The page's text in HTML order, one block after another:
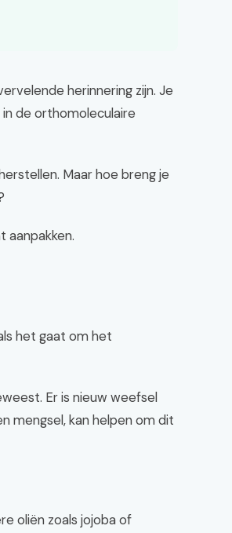
herinnering zijn. Je
de orthomoleculaire
Maar hoe breng je
aanpakken.
het gaat om het
Er is nieuw weefsel
mengsel, kan helpen om dit
oliën zoals jojoba of